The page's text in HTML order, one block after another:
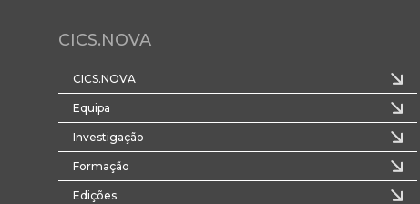
CICS.NOVA
CICS.NOVA
Equipa
Investigação
Formação
Edições